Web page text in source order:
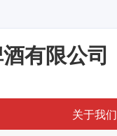
有限公司
关于我们